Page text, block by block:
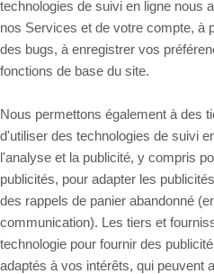
technologies de suivi en ligne nous
nos Services et de votre compte, à
des bugs, à enregistrer vos
fonctions de base du site.
Nous permettons également à des
d'utiliser des technologies de suivi
l'analyse et la publicité, y compris
publicités, pour adapter les
des rappels de panier abandonné
communication). Les tiers et
technologie pour fournir des
adaptés à vos intérêts, qui peuvent